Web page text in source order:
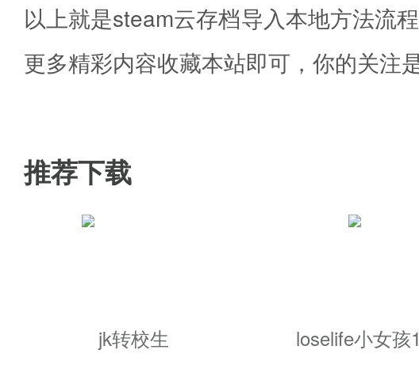
以上就是steam云存档导入本地方法流
更多精彩内容收藏本站即可，你的关注
推荐下载
jk转校生 loselife小女孩